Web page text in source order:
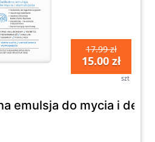
17.99 zł
15.00 zł
szt
emulsja do mycia i